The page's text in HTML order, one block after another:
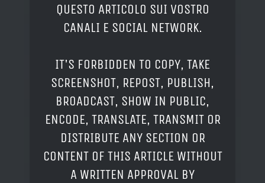
QUESTO ARTICOLO SUI VOSTRO
CANALI E SOCIAL NETWORK.
IT'S FORBIDDEN TO COPY, TAKE
SCREENSHOT, REPOST, PUBLISH,
BROADCAST, SHOW IN PUBLIC,
ENCODE, TRANSLATE, TRANSMIT OR
DISTRIBUTE ANY SECTION OR
CONTENT OF THIS ARTICLE WITHOUT
A WRITTEN APPROVAL BY